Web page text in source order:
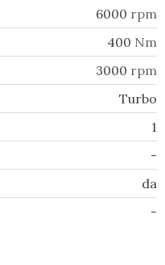
6000 rpm
400 Nm
3000 rpm
Turbo
1
-
da
-